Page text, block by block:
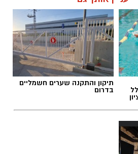
תיקון והתקנה שערים חשמליים
בדרום